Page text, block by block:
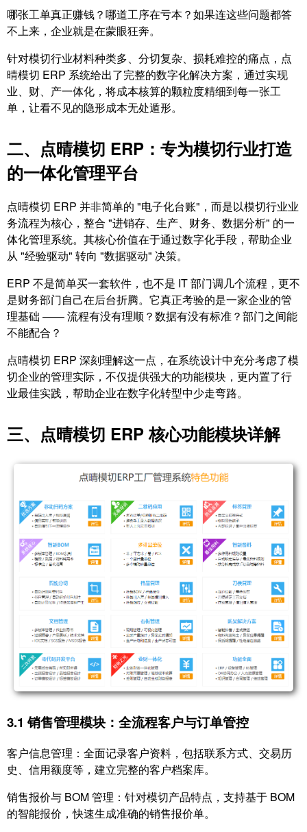
哪张工单真正赚钱？哪道工序在亏本？如果连这些问题都答
不上来，企业就是在蒙眼狂奔。
针对模切行业材料种类多、分切复杂、损耗难控的痛点，点
晴模切 ERP 系统给出了完整的数字化解决方案，通过实现
业、财、产一体化，将成本核算的颗粒度精细到每一张工
单，让看不见的隐形成本无处遁形。
二、点晴模切 ERP：专为模切行业打造
的一体化管理平台
点晴模切 ERP 并非简单的 "电子化台账"，而是以模切行业业
务流程为核心，整合 "进销存、生产、财务、数据分析" 的一
体化管理系统。其核心价值在于通过数字化手段，帮助企业
从 "经验驱动" 转向 "数据驱动" 决策。
ERP 不是简单买一套软件，也不是 IT 部门调几个流程，更不
是财务部门自己在后台折腾。它真正考验的是一家企业的管
理基础 —— 流程有没有理顺？数据有没有标准？部门之间能
不能配合？
点晴模切 ERP 深刻理解这一点，在系统设计中充分考虑了模
切企业的管理实际，不仅提供强大的功能模块，更内置了行
业最佳实践，帮助企业在数字化转型中少走弯路。
三、点晴模切 ERP 核心功能模块详解
3.1 销售管理模块：全流程客户与订单管控
客户信息管理：全面记录客户资料，包括联系方式、交易历
史、信用额度等，建立完整的客户档案库。
销售报价与 BOM 管理：针对模切产品特点，支持基于 BOM
的智能报价，快速生成准确的销售报价单。